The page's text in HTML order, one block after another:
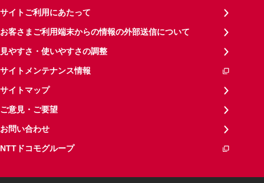
サイトご利用にあたって
お客さまご利用端末からの情報の外部送信について
見やすさ・使いやすさの調整
サイトメンテナンス情報
サイトマップ
ご意見・ご要望
お問い合わせ
NTTドコモグループ